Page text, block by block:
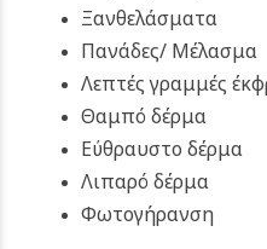
Ξανθελάσματα
Πανάδες/ Μέλασμα
Λεπτές γραμμές
Θαμπό δέρμα
Εύθραυστο δέρμα
Λιπαρό δέρμα
Φωτογήρανση